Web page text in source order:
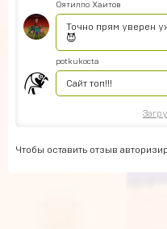
Оятилло Хаитов
Точно прям уверен
😈
potkukocta
Сайт топ!!!
Чтобы оставить отзыв